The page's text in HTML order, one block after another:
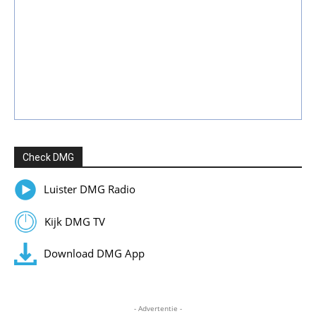
Check DMG
Luister DMG Radio
Kijk DMG TV
Download DMG App
- Advertentie -